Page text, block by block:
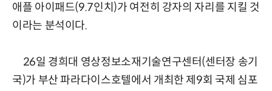
애플 아이패드(9.7인치)가 여전히 강자의 자리를 지킬 것
이라는 분석이다.
26일 경희대 영상정보소재기술연구센터(센터장 송기
국)가 부산 파라다이스호텔에서 개최한 제9회 국제 심포